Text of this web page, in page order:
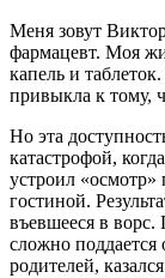
Меня зовут
фармацевт. Моя
капель и
привыкла к тому,
Но эта
катастрофой,
устроил «осмотр»
гостиной.
въевшееся в
сложно
родителей,